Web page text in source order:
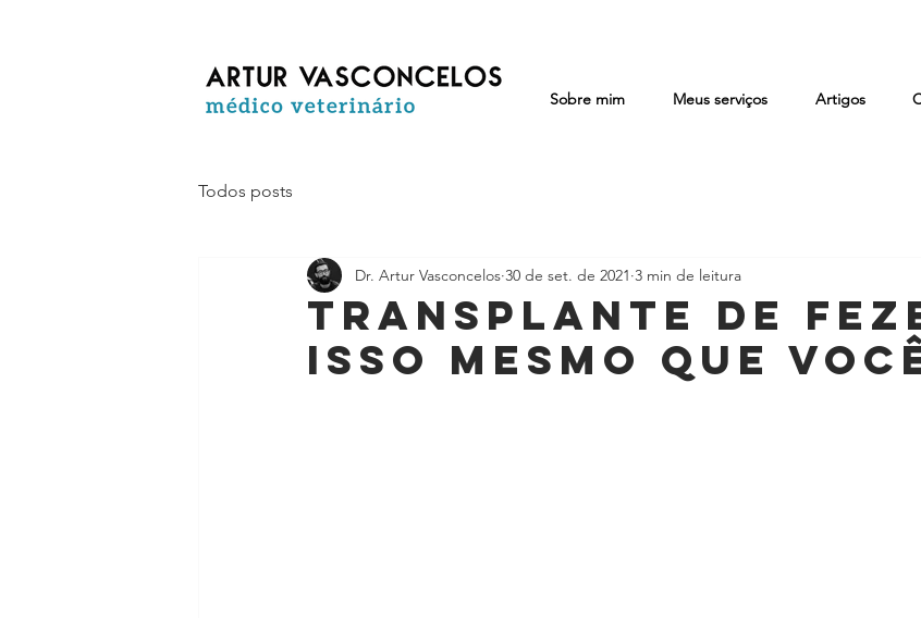
Sobre mim Meus serviços Artigos
Todos posts
TRANSPLANTE DE
isso mesmo que
Dr. Artur Vasconcelos 30 de set. de 2021 3 min de leitura